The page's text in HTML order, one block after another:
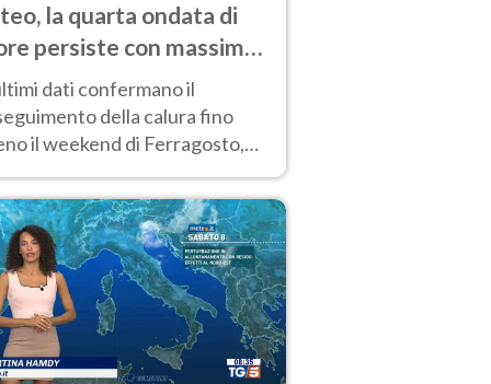
la quarta ondata di
persiste con massime
molto elevate
dati confermano il
della calura fino
il weekend di Ferragosto,
prossima